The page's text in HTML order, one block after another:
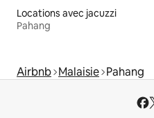
Locations avec jacuzzi
Pahang
Airbnb Malaisie Pahang